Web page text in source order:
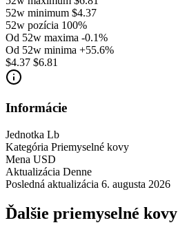
52w minimum $4.37
52w pozícia 100%
Od 52w maxima -0.1%
Od 52w minima +55.6%
$4.37 $6.81
Informácie
Jednotka Lb
Kategória Priemyselné kovy
Mena USD
Aktualizácia Denne
Posledná aktualizácia 6. augusta 2026
Ďalšie priemyselné kovy